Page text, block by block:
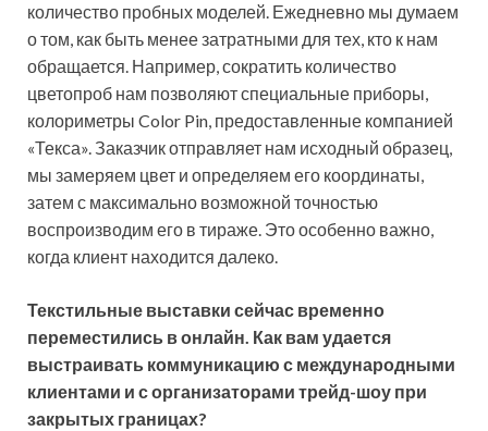
количество пробных моделей. Ежедневно мы думаем
о том, как быть менее затратными для тех, кто к нам
обращается. Например, сократить количество
цветопроб нам позволяют специальные приборы,
колориметры Color Pin, предоставленные компанией
«Текса». Заказчик отправляет нам исходный образец,
мы замеряем цвет и определяем его координаты,
затем с максимально возможной точностью
воспроизводим его в тираже. Это особенно важно,
когда клиент находится далеко.
Текстильные выставки сейчас временно
переместились в онлайн. Как вам удается
выстраивать коммуникацию с международными
клиентами и с организаторами трейд-шоу при
закрытых границах?